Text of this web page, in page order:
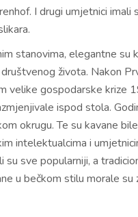
I drugi umjetnici
stanovima, elegantne
života. Nakon
velike gospodarske
ispod stola.
okrugu. Te su kavane
intelektualcima i
su sve popularniji, a
u bečkom stilu morale su